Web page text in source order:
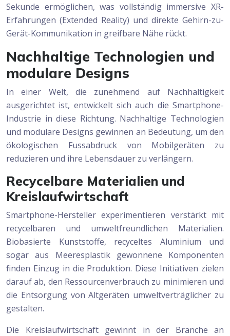
Sekunde ermöglichen, was vollständig immersive XR-
Erfahrungen (Extended Reality) und direkte Gehirn-zu-
Gerät-Kommunikation in greifbare Nähe rückt.
Nachhaltige Technologien und
modulare Designs
In einer Welt, die zunehmend auf Nachhaltigkeit
ausgerichtet ist, entwickelt sich auch die Smartphone-
Industrie in diese Richtung. Nachhaltige Technologien
und modulare Designs gewinnen an Bedeutung, um den
ökologischen Fussabdruck von Mobilgeräten zu
reduzieren und ihre Lebensdauer zu verlängern.
Recycelbare Materialien und
Kreislaufwirtschaft
Smartphone-Hersteller experimentieren verstärkt mit
recycelbaren und umweltfreundlichen Materialien.
Biobasierte Kunststoffe, recyceltes Aluminium und
sogar aus Meeresplastik gewonnene Komponenten
finden Einzug in die Produktion. Diese Initiativen zielen
darauf ab, den Ressourcenverbrauch zu minimieren und
die Entsorgung von Altgeräten umweltverträglicher zu
gestalten.
Die Kreislaufwirtschaft gewinnt in der Branche an